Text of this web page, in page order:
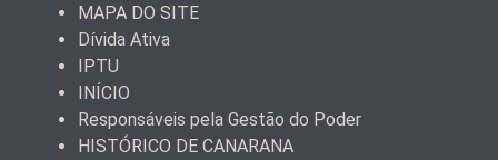
MAPA DO SITE
Dívida Ativa
IPTU
INÍCIO
Responsáveis pela Gestão do Poder
HISTÓRICO DE CANARANA